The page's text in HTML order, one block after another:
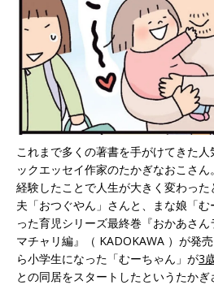
これまで多くの著書を手がけてきた
ックエッセイ作家のたかぎなおこさ
経験したことで人生が大きく変わっ
夫「おつぐやん」さんと、まな娘「
った育児シリーズ最終巻『おかあさ
マチャリ編』（‎ KADOKAWA ）が発
ら小学生になった「むーちゃん」が3
との同居をスタートしたというたか